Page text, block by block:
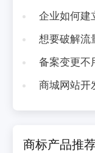
企业如何建
想要破解流
备案变更不
商城网站开
商标产品推